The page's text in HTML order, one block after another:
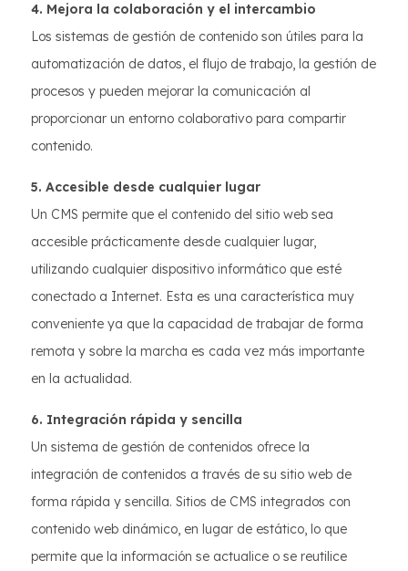
4. Mejora la colaboración y el intercambio
Los sistemas de gestión de contenido son útiles para la
automatización de datos, el flujo de trabajo, la gestión de
procesos y pueden mejorar la comunicación al
proporcionar un entorno colaborativo para compartir
contenido.
5. Accesible desde cualquier lugar
Un CMS permite que el contenido del sitio web sea
accesible prácticamente desde cualquier lugar,
utilizando cualquier dispositivo informático que esté
conectado a Internet. Esta es una característica muy
conveniente ya que la capacidad de trabajar de forma
remota y sobre la marcha es cada vez más importante
en la actualidad.
6. Integración rápida y sencilla
Un sistema de gestión de contenidos ofrece la
integración de contenidos a través de su sitio web de
forma rápida y sencilla. Sitios de CMS integrados con
contenido web dinámico, en lugar de estático, lo que
permite que la información se actualice o se reutilice